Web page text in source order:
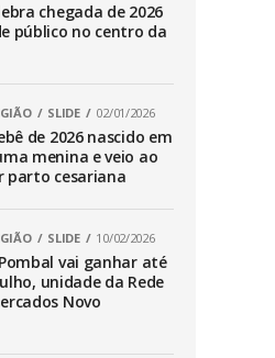
chegada de 2026
público no centro da
SLIDE 02/01/2026
de 2026 nascido em
menina e veio ao
parto cesariana
SLIDE 10/02/2026
vai ganhar até
unidade da Rede
Novo